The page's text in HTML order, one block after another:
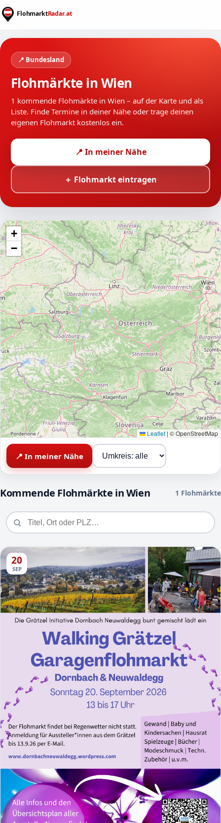
📍 Bundesland
Flohmärkte in Wien
1 kommende Flohmärkte in Wien – auf der Karte und als
Liste. Finde Termine in deiner Nähe oder trage deinen
eigenen Flohmarkt kostenlos ein.
📍 In meiner Nähe
＋ Flohmarkt eintragen
+
−
Leaflet | © OpenStreetMap
📍 In meiner Nähe
Kommende Flohmärkte in Wien 1 Flohmärkte
20
SEP